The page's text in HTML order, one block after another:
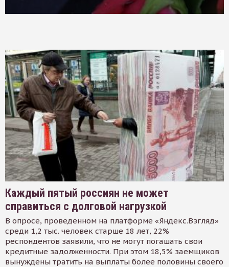
Каждый пятый россиян не может
справиться с долговой нагрузкой
В опросе, проведенном на платформе «Яндекс.Взгляд»
среди 1,2 тыс. человек старше 18 лет, 22%
респондентов заявили, что не могут погашать свои
кредитные задолженности. При этом 18,5% заемщиков
вынуждены тратить на выплаты более половины своего